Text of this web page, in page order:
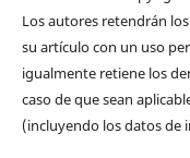
Los autores retendrán
su artículo con un uso
igualmente retiene los
caso de que sean
(incluyendo los datos de